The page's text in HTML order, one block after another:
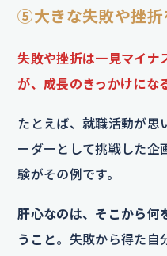
⑤大きな失敗や挫折
失敗や挫折は一見マイナ
が、成長のきっかけにな
たとえば、就職活動が思
ーダーとして挑戦した企
験がその例です。
肝心なのは、そこから何
うこと。失敗から得た自